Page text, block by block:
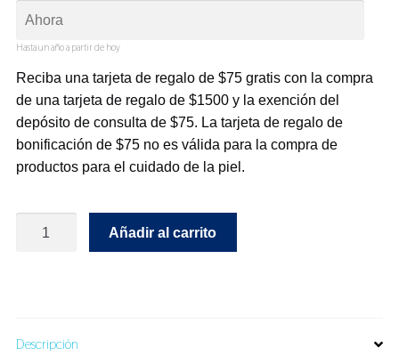
Hasta un año a partir de hoy
Reciba una tarjeta de regalo de $75 gratis con la compra
de una tarjeta de regalo de $1500 y la exención del
depósito de consulta de $75. La tarjeta de regalo de
bonificación de $75 no es válida para la compra de
productos para el cuidado de la piel.
Tarjeta
Añadir al carrito
Descripción